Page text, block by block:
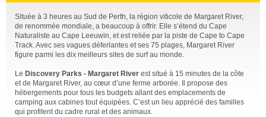
Située à 3 heures au Sud de Perth, la région viticole de Margaret River,
de renommée mondiale, a beaucoup à offrir. Elle s’étend du Cape
Naturaliste au Cape Leeuwin, et est reliée par la piste de Cape to Cape
Track. Avec ses vagues déferlantes et ses 75 plages, Margaret River
figure parmi les dix meilleurs sites de surf au monde.
Le Discovery Parks - Margaret River est situé à 15 minutes de la côte
et de Margaret River, au cœur d’une ferme arborée. Il propose des
hébergements pour tous les budgets allant des emplacements de
camping aux cabines tout équipées. C’est un lieu apprécié des familles
qui profitent du cadre rural et des animaux.